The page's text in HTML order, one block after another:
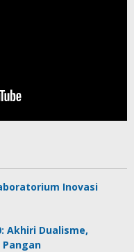
Inovasi
Akhiri Dualisme,